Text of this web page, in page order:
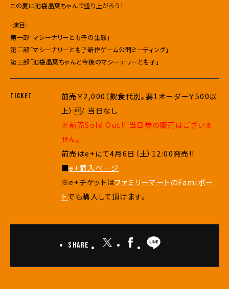
この夏は池袋晶葉ちゃんで盛り上がろう！
-演目-
第一部「マシーナリーとも子の生態」
第二部「マシーナリーとも子新作ゲーム公開ミーティング」
第三部「池袋晶葉ちゃんと今後のマシーナリーとも子」
TICKET
前売￥2,000（飲食代別。要1オーダー￥500以
上）/ 当日なし
※前売Sold Out!! 当日券の販売はございま
せん。
前売はe+にて4月6日（土）12:00発売!!
■e+購入ページ
※e+チケットはファミリーマートのFamiポー
トでも購入して頂けます。
Share